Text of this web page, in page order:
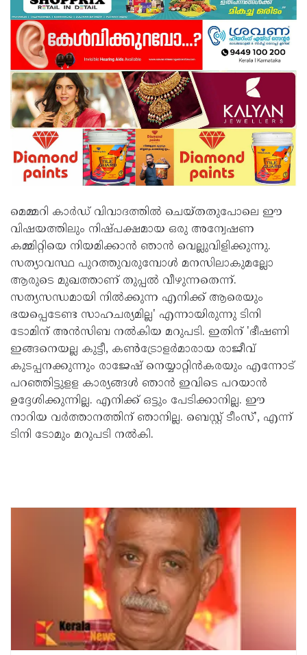
മെമ്മറി കാർഡ് വിവാദത്തിൽ ചെയ്തതുപോലെ ഈ
വിഷയത്തിലും നിഷ്പക്ഷമായ ഒരു അന്വേഷണ
കമ്മിറ്റിയെ നിയമിക്കാൻ ഞാൻ വെല്ലുവിളിക്കുന്നു.
സത്യാവസ്ഥ പുറത്തുവരുമ്പോൾ മനസിലാകുമല്ലോ
ആരുടെ മുഖത്താണ് തുപ്പൽ വീഴുന്നതെന്ന്.
സത്യസന്ധമായി നിൽക്കുന്ന എനിക്ക് ആരെയും
ഭയപ്പെടേണ്ട സാഹചര്യമില്ല' എന്നായിരുന്നു ടിനി
ടോമിന് അൻസിബ നൽകിയ മറുപടി. ഇതിന് 'ഭീഷണി
ഇങ്ങനെയല്ല കുട്ടീ, കൺട്രോളർമാരായ രാജീവ്
കുടപ്പനക്കുന്നും രാജേഷ് നെയ്യാറ്റിൻകരയും എന്നോട്
പറഞ്ഞിട്ടുളള കാര്യങ്ങൾ ഞാൻ ഇവിടെ പറയാൻ
ഉദ്ദേശിക്കുന്നില്ല. എനിക്ക് ഒട്ടും പേടിക്കാനില്ല. ഈ
നാറിയ വർത്താനത്തിന് ഞാനില്ല. ബെസ്റ്റ് ടീംസ്', എന്ന്
ടിനി ടോമും മറുപടി നൽകി.